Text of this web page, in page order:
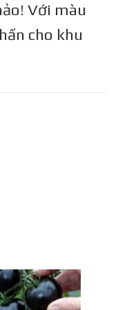
Với màu
cho khu